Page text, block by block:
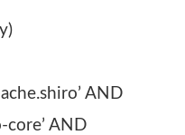
AND
core’ AND